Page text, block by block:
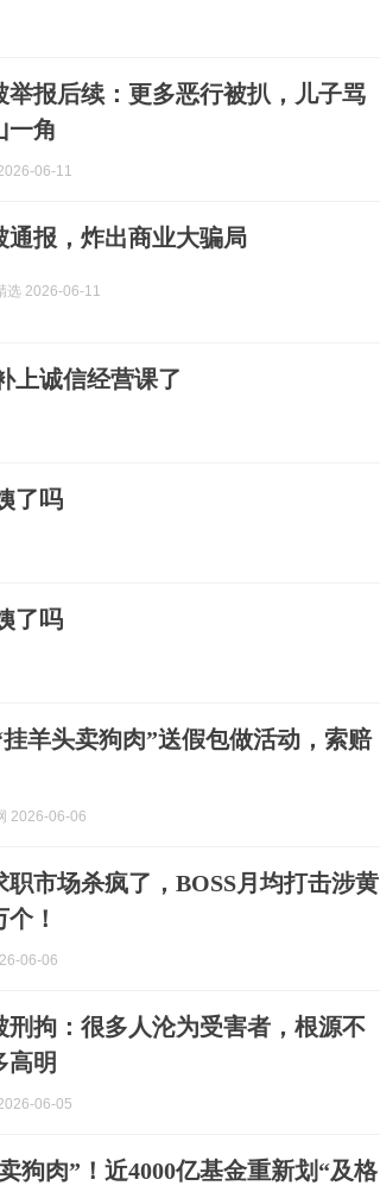
举报后续：更多恶行被扒，儿子骂
一角
06-11
通报，炸出商业大骗局
选 2026-06-11
上诚信经营课了
了吗
了吗
羊头卖狗肉”送假包做活动，索赔
2026-06-06
职市场杀疯了，BOSS月均打击涉黄
！
06-06
刑拘：很多人沦为受害者，根源不
高明
06-05
狗肉”！近4000亿基金重新划“及格